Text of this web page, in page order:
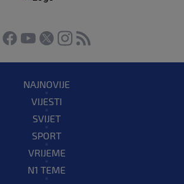
NAJNOVIJE
VIJESTI
SVIJET
SPORT
VRIJEME
N1 TEME